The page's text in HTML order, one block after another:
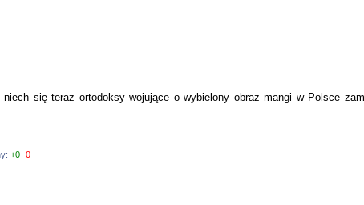
się teraz ortodoksy wojujące o wybielony obraz mangi w Polsce
+0 -0